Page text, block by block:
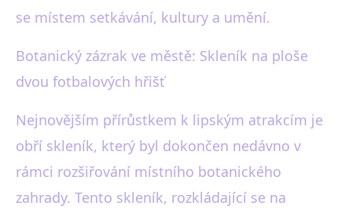
se místem setkávání, kultury a umění.
Botanický zázrak ve městě: Skleník na ploše
dvou fotbalových hřišť
Nejnovějším přírůstkem k lipským atrakcím je
obří skleník, který byl dokončen nedávno v
rámci rozšiřování místního botanického
zahrady. Tento skleník, rozkládající se na